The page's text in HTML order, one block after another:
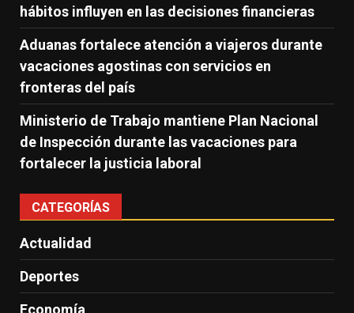
hábitos influyen en las decisiones financieras
Aduanas fortalece atención a viajeros durante
vacaciones agostinas con servicios en
fronteras del país
Ministerio de Trabajo mantiene Plan Nacional
de Inspección durante las vacaciones para
fortalecer la justicia laboral
CATEGORÍAS
Actualidad
Deportes
Economía